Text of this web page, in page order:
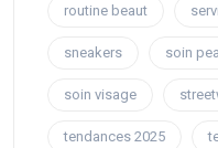
routine beaut
sneakers soin
soin visage
tendances 2025